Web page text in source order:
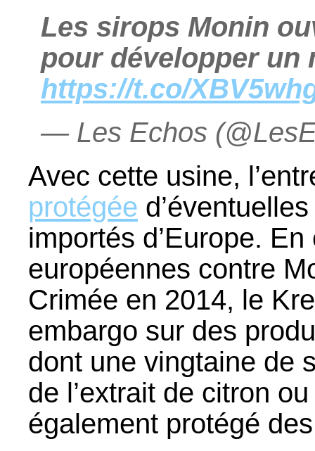
Les sirops Monin
pour développer un
https://t.co/
— Les Echos
Avec cette usine,
protégée
importés d’Europe.
européennes contre
Crimée en 2014, le
embargo sur des
dont une vingtaine de
de l’extrait de citron
également protégé